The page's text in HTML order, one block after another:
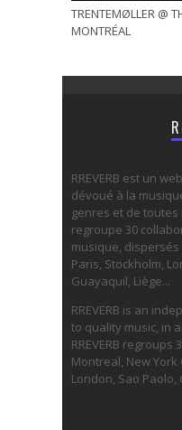
TRENTEMØLLER @
MONTRÉAL
RREVERB est un
dévoué à la
genres et de toutes
regroupe 30
musique, dispersés
Paris, Stockholm,
Guayaquil, Liège...
RREVERB is an
to quality music, in
RREVERB
Montreal, New York
London, Sao Paolo,